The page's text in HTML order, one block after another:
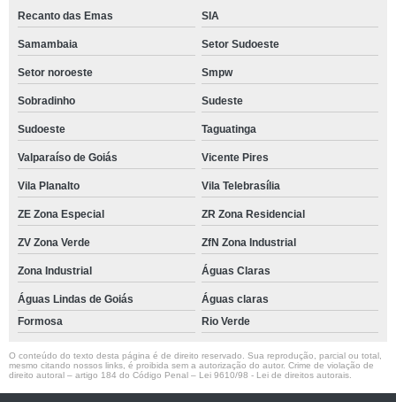
Recanto das Emas SIA
Samambaia Setor Sudoeste
Setor noroeste Smpw
Sobradinho Sudeste
Sudoeste Taguatinga
Valparaíso de Goiás Vicente Pires
Vila Planalto Vila Telebrasília
ZE Zona Especial ZR Zona Residencial
ZV Zona Verde ZfN Zona Industrial
Zona Industrial Águas Claras
Águas Lindas de Goiás
Águas claras
Formosa
Rio Verde
O conteúdo do texto desta página é de direito reservado. Sua reprodução, parcial ou total,
mesmo citando nossos links, é proibida sem a autorização do autor. Crime de violação de
direito autoral – artigo 184 do Código Penal – Lei 9610/98 - Lei de direitos autorais